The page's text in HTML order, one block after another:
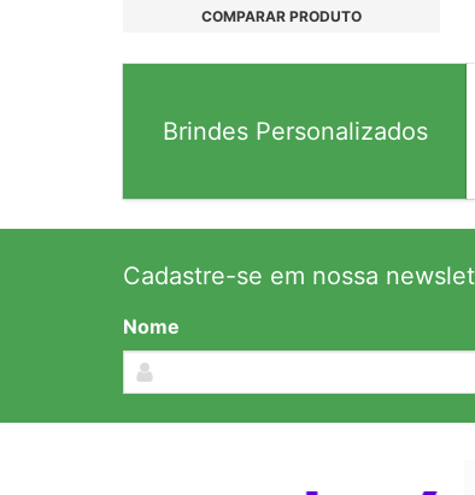
COMPARAR PRODUTO
Brindes Personalizados
Cadastre-se em nossa
Nome